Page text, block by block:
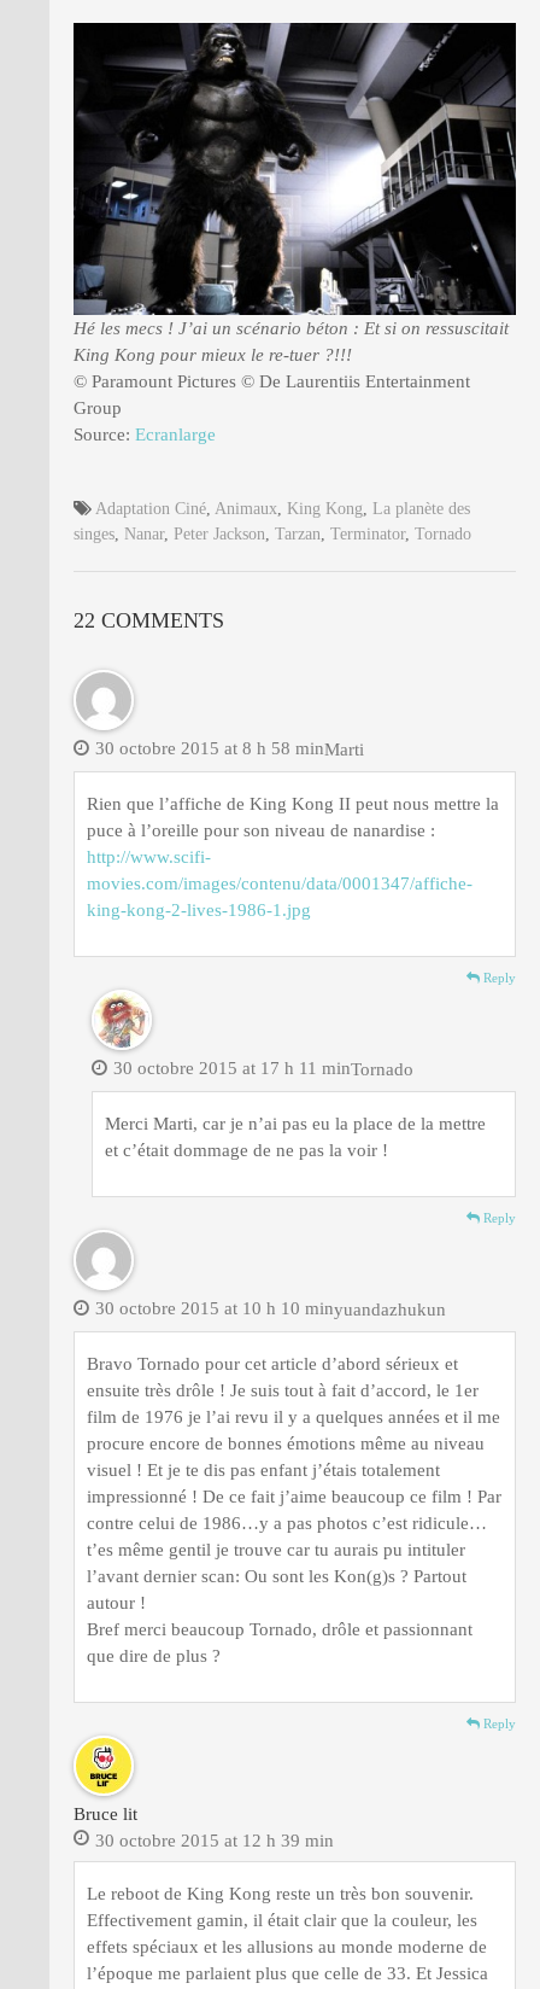
Hé les mecs ! J’ai un scénario béton : Et si on ressuscitait
King Kong pour mieux le re-tuer ?!!!
© Paramount Pictures © De Laurentiis Entertainment
Group
Source: Ecranlarge
Adaptation Ciné, Animaux, King Kong, La planète des
singes, Nanar, Peter Jackson, Tarzan, Terminator, Tornado
22 COMMENTS
Marti
30 octobre 2015 at 8 h 58 min
Rien que l’affiche de King Kong II peut nous mettre la
puce à l’oreille pour son niveau de nanardise :
http://www.scifi-
movies.com/images/contenu/data/0001347/affiche-
king-kong-2-lives-1986-1.jpg
Reply
Tornado
30 octobre 2015 at 17 h 11 min
Merci Marti, car je n’ai pas eu la place de la mettre
et c’était dommage de ne pas la voir !
Reply
yuandazhukun
30 octobre 2015 at 10 h 10 min
Bravo Tornado pour cet article d’abord sérieux et
ensuite très drôle ! Je suis tout à fait d’accord, le 1er
film de 1976 je l’ai revu il y a quelques années et il me
procure encore de bonnes émotions même au niveau
visuel ! Et je te dis pas enfant j’étais totalement
impressionné ! De ce fait j’aime beaucoup ce film ! Par
contre celui de 1986…y a pas photos c’est ridicule…
t’es même gentil je trouve car tu aurais pu intituler
l’avant dernier scan: Ou sont les Kon(g)s ? Partout
autour !
Bref merci beaucoup Tornado, drôle et passionnant
que dire de plus ?
Reply
Bruce lit
30 octobre 2015 at 12 h 39 min
Le reboot de King Kong reste un très bon souvenir.
Effectivement gamin, il était clair que la couleur, les
effets spéciaux et les allusions au monde moderne de
l’époque me parlaient plus que celle de 33. Et Jessica